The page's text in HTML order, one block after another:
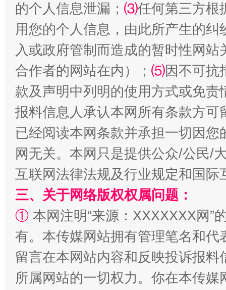
漫山遍野的桃花与雪山、麦地、白藏房 除
的个人信息泄漏； ⑶任何第三方根
用您的个人信息，由此所产生的纠
入或政府管制而造成的暂时性网
合作者的网站在内）； ⑸因不可抗
款及声明中列明的使用方式或免责
报料信息人承认本网所有条款方
已经阅读本网条款并承担一切因
网无关。本网只是提供公众/公民/
互联网法律法规及行业规定和国
三、关于网络版权权属问题：
① 本网注明“来源：XXXXXXX网”
有。本传媒网站拥有管理笔名和
留言在本网站内容和反映投诉报
所属网站的一切权力。你在本传